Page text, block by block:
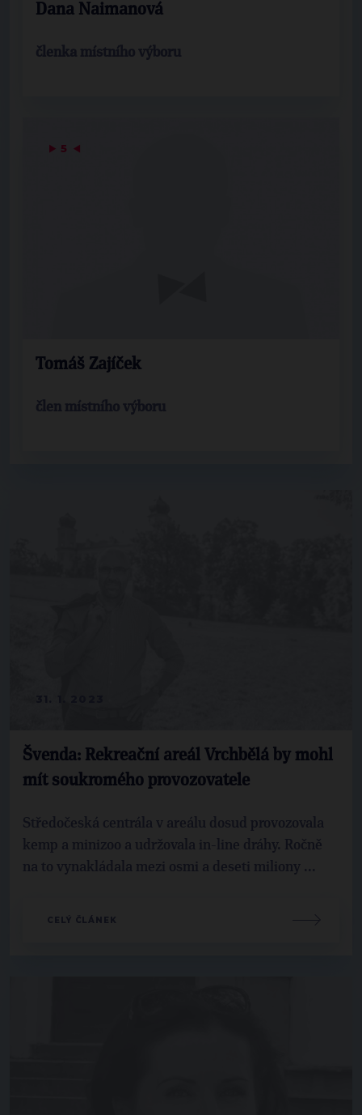
Dana Naimanová
členka místního výboru
▶ 5 ◀
Tomáš Zajíček
člen místního výboru
Švenda: Rekreační areál Vrchbělá by mohl
mít soukromého provozovatele
Středočeská centrála v areálu dosud provozovala
kemp a minizoo a udržovala in-line dráhy. Ročně
na to vynakládala mezi osmi a deseti miliony ...
CELÝ ČLÁNEK